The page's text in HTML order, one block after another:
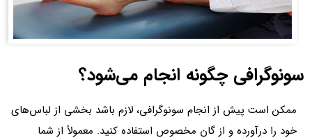
سونوگرافی چگونه انجام می‌شود؟
ممکن است پیش از انجام سونوگرافی، لازم باشد بخشی از لباس‌های
خود را درآورده و از گان مخصوص استفاده کنید. معمولاً از شما